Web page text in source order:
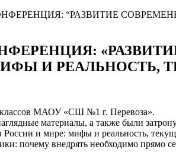
“РАЗВИТИЕ
И РЕАЛЬНОСТЬ,
классов МАОУ «СШ №1 г. Перевоза».
материалы, а также были
и мире: мифы и реальность,
почему внедрять необходимо прямо